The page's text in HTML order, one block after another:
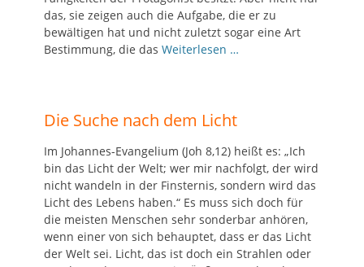
das, sie zeigen auch die Aufgabe, die er zu
bewältigen hat und nicht zuletzt sogar eine Art
Bestimmung, die das Weiterlesen …
Die Suche nach dem Licht
Im Johannes-Evangelium (Joh 8,12) heißt es: „Ich
bin das Licht der Welt; wer mir nachfolgt, der wird
nicht wandeln in der Finsternis, sondern wird das
Licht des Lebens haben.“ Es muss sich doch für
die meisten Menschen sehr sonderbar anhören,
wenn einer von sich behauptet, dass er das Licht
der Welt sei. Licht, das ist doch ein Strahlen oder